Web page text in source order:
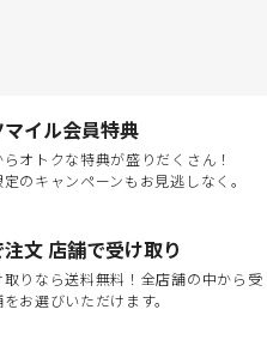
イル会員特典
オトクな特典が盛りだくさん！
のキャンペーンもお見逃しなく。
文 店舗で受け取り
りなら送料無料！全店舗の中から受
お選びいただけます。